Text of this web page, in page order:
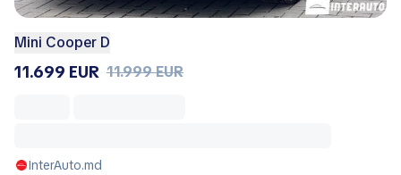
Mini Cooper D
11.699 EUR 11.999 EUR
InterAuto.md